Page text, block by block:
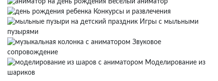
Веселый аниматор
Конкурсы и развлечения
Игры с мыльными
пузырями
Звуковое
сопровождение
Моделирование из
шариков